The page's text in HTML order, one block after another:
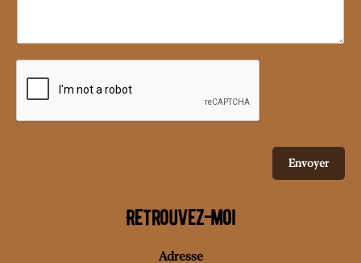
Envoyer
Retrouvez-moi
Adresse